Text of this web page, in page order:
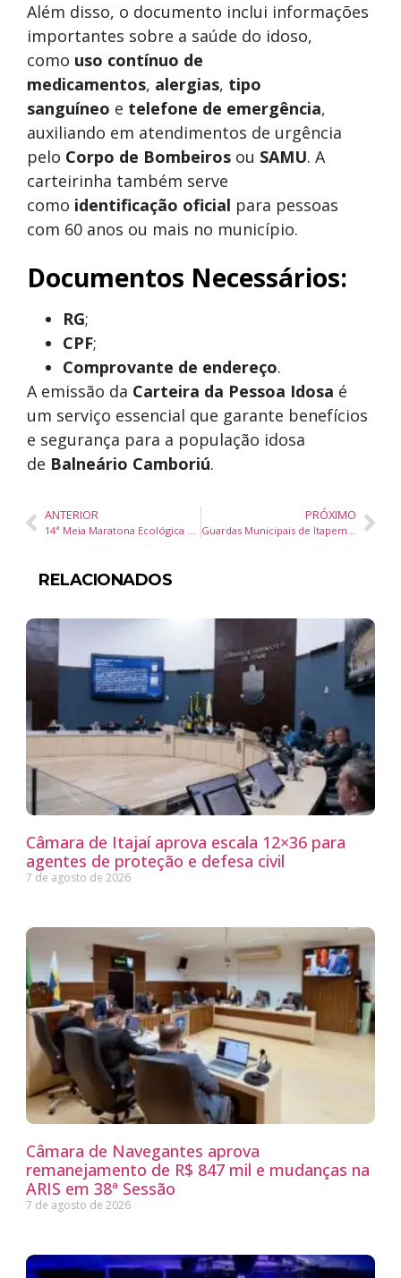
Além disso, o documento inclui informações
importantes sobre a saúde do idoso,
como uso contínuo de
medicamentos, alergias, tipo
sanguíneo e telefone de emergência,
auxiliando em atendimentos de urgência
pelo Corpo de Bombeiros ou SAMU. A
carteirinha também serve
como identificação oficial para pessoas
com 60 anos ou mais no município.
Documentos Necessários:
RG;
CPF;
Comprovante de endereço.
A emissão da Carteira da Pessoa Idosa é
um serviço essencial que garante benefícios
e segurança para a população idosa
de Balneário Camboriú.
ANTERIOR
14ª Meia Maratona Ecológica de Camboriú Atrai Atletas de Todo o Brasil
PRÓXIMO
Guardas Municipais de Itapema Brilham no Circuito Catarinense Mormaii de Jiu-Jitsu 2025
RELACIONADOS
Câmara de Itajaí aprova escala 12×36 para
agentes de proteção e defesa civil
7 de agosto de 2026
Câmara de Navegantes aprova
remanejamento de R$ 847 mil e mudanças na
ARIS em 38ª Sessão
7 de agosto de 2026